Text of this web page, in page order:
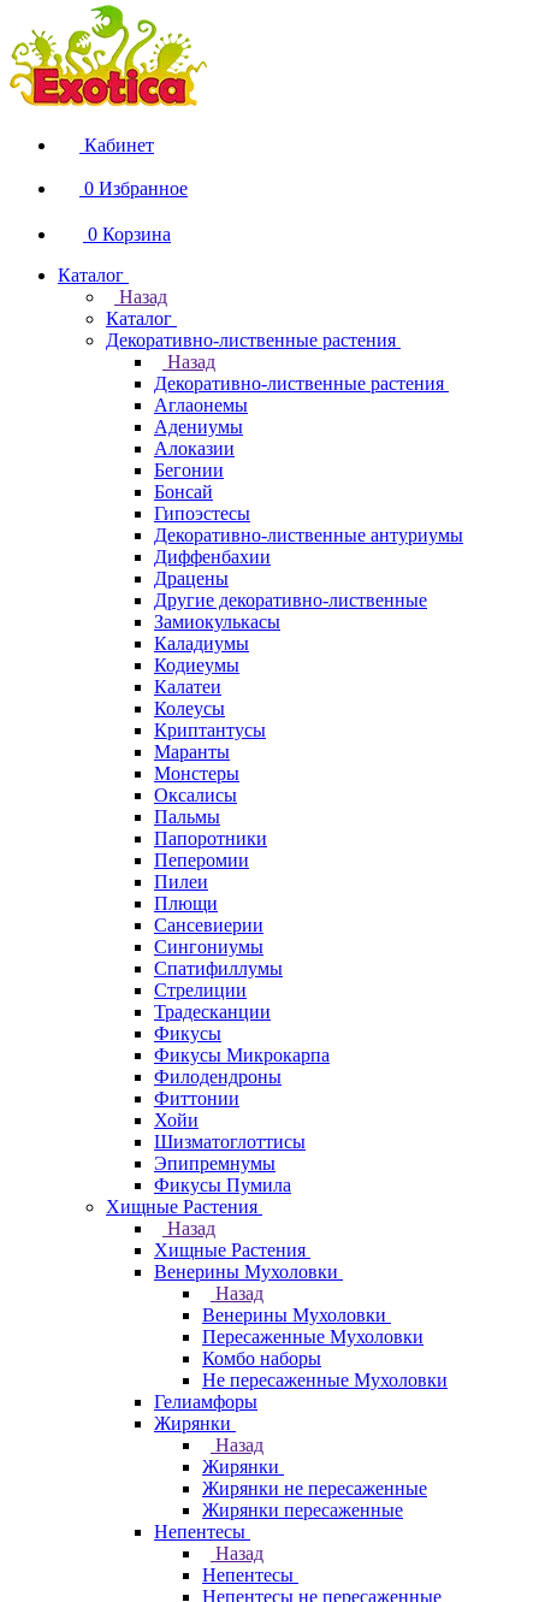
Кабинет
0 Избранное
0 Корзина
Каталог
Назад
Каталог
Декоративно-лиственные растения
Назад
Декоративно-лиственные растения
Аглаонемы
Адениумы
Алоказии
Бегонии
Бонсай
Гипоэстесы
Декоративно-лиственные антуриумы
Диффенбахии
Драцены
Другие декоративно-лиственные
Замиокулькасы
Каладиумы
Кодиеумы
Калатеи
Колеусы
Криптантусы
Маранты
Монстеры
Оксалисы
Пальмы
Папоротники
Пеперомии
Пилеи
Плющи
Сансевиерии
Сингониумы
Спатифиллумы
Стрелиции
Традесканции
Фикусы
Фикусы Микрокарпа
Филодендроны
Фиттонии
Хойи
Шизматоглоттисы
Эпипремнумы
Фикусы Пумила
Хищные Растения
Назад
Хищные Растения
Венерины Мухоловки
Назад
Венерины Мухоловки
Пересаженные Мухоловки
Комбо наборы
Не пересаженные Мухоловки
Гелиамфоры
Жирянки
Назад
Жирянки
Жирянки не пересаженные
Жирянки пересаженные
Непентесы
Назад
Непентесы
Непентесы не пересаженные